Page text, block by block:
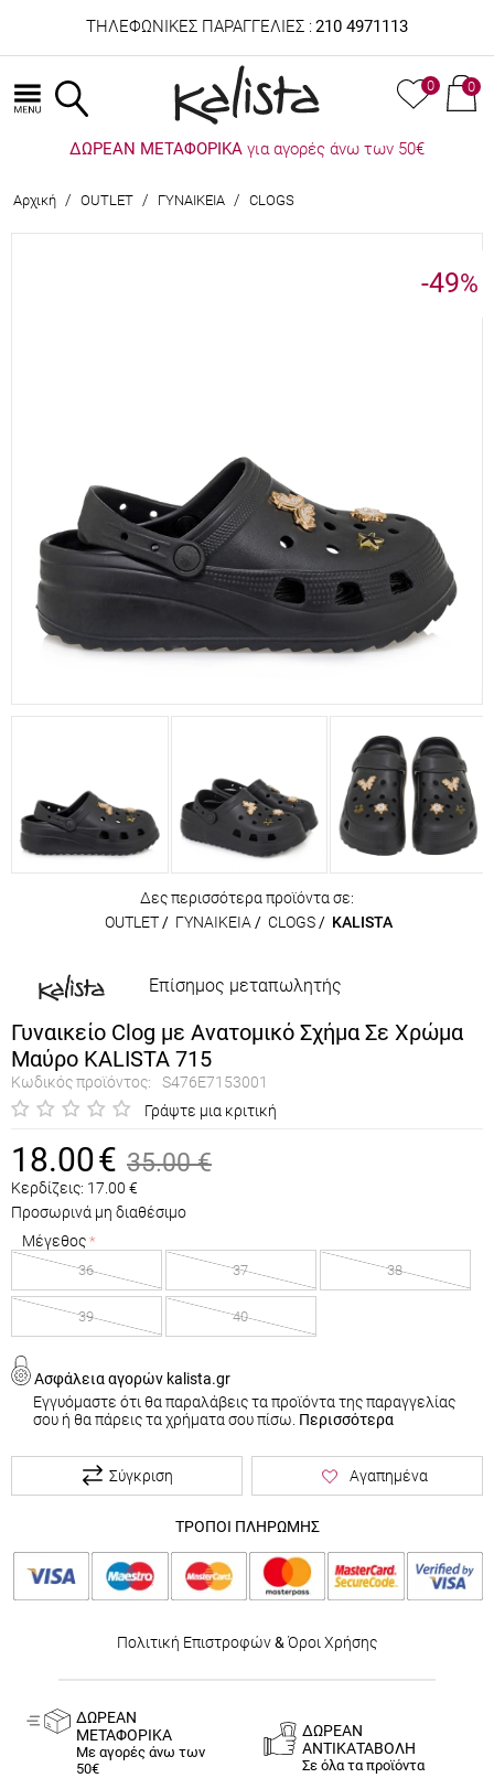
ΤΗΛΕΦΩΝΙΚΕΣ ΠΑΡΑΓΓΕΛΙΕΣ : 210 4971113
0 0
ΔΩΡΕΑΝ ΜΕΤΑΦΟΡΙΚΑ για αγορές άνω των 50€
Αρχική / OUTLET / ΓΥΝΑΙΚΕΙΑ / CLOGS
-49%
Δες περισσότερα προϊόντα σε:
OUTLET / ΓΥΝΑΙΚΕΙΑ / CLOGS / KALISTA
Επίσημος μεταπωλητής
Γυναικείο Clog με Ανατομικό Σχήμα Σε Χρώμα
Μαύρο KALISTA 715
Κωδικός προϊόντος:
S476E7153001
Γράψτε μια κριτική
18.00€ 35.00 €
Κερδίζεις: 17.00 €
Προσωρινά μη διαθέσιμο
Μέγεθος
36 37 38
39 40
Ασφάλεια αγορών kalista.gr
Εγγυόμαστε ότι θα παραλάβεις τα προϊόντα της παραγγελίας
σου ή θα πάρεις τα χρήματα σου πίσω. Περισσότερα
Σύγκριση Αγαπημένα
ΤΡΟΠΟΙ ΠΛΗΡΩΜΗΣ
Πολιτική Επιστροφών& Όροι Χρήσης
ΔΩΡΕΑΝ
ΜΕΤΑΦΟΡΙΚΑ
Με αγορές άνω των
50€
ΔΩΡΕΑΝ
ΑΝΤΙΚΑΤΑΒΟΛΗ
Σε όλα τα προϊόντα